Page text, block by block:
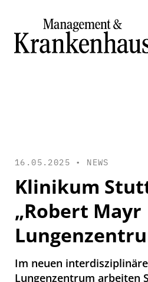
16.05.2025 • NEWS
Klinikum
„Robert Mayr
Im neuen
Lungenzentrum arbeiten